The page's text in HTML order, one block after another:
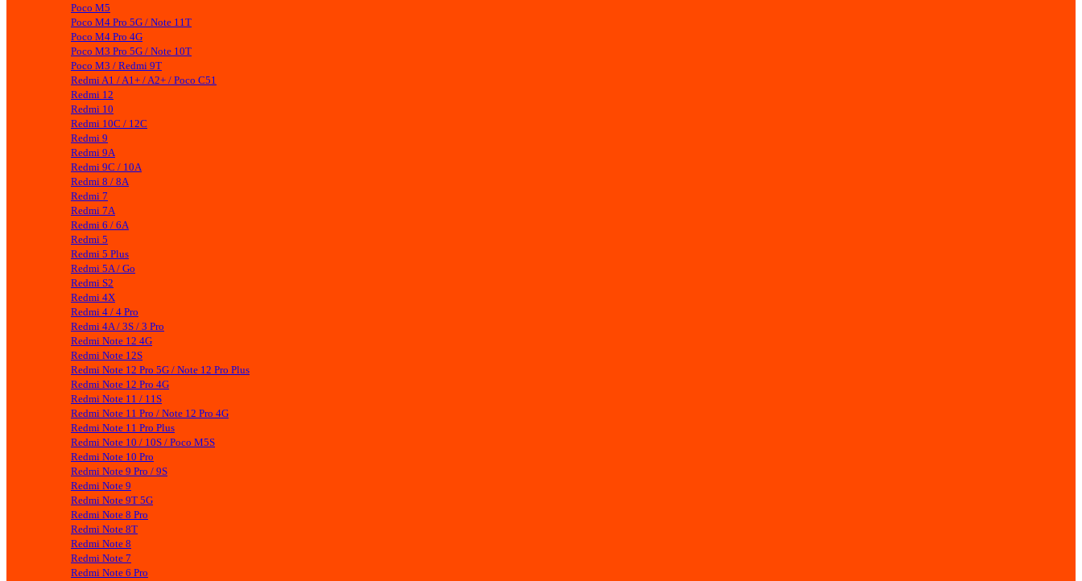
Poco M5
Poco M4 Pro 5G / Note 11T
Poco M4 Pro 4G
Poco M3 Pro 5G / Note 10T
Poco M3 / Redmi 9T
Redmi A1 / A1+ / A2+ / Poco C51
Redmi 12
Redmi 10
Redmi 10C / 12C
Redmi 9
Redmi 9A
Redmi 9C / 10A
Redmi 8 / 8A
Redmi 7
Redmi 7A
Redmi 6 / 6A
Redmi 5
Redmi 5 Plus
Redmi 5A / Go
Redmi S2
Redmi 4X
Redmi 4 / 4 Pro
Redmi 4A / 3S / 3 Pro
Redmi Note 12 4G
Redmi Note 12S
Redmi Note 12 Pro 5G / Note 12 Pro Plus
Redmi Note 12 Pro 4G
Redmi Note 11 / 11S
Redmi Note 11 Pro / Note 12 Pro 4G
Redmi Note 11 Pro Plus
Redmi Note 10 / 10S / Poco M5S
Redmi Note 10 Pro
Redmi Note 9 Pro / 9S
Redmi Note 9
Redmi Note 9T 5G
Redmi Note 8 Pro
Redmi Note 8T
Redmi Note 8
Redmi Note 7
Redmi Note 6 Pro